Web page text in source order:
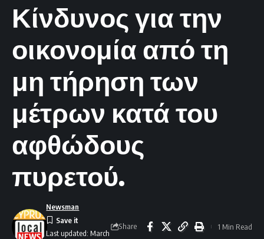
Κίνδυνος για την
οικονομία από τη
μη τήρηση των
μέτρων κατά του
αφθώδους
πυρετού.
Last updated: March
Newsman
Share 1 Min Read